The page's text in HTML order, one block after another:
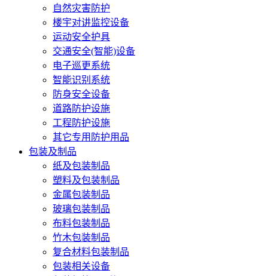
自然灾害防护
楼宇对讲监控设备
运动安全护具
交通安全(智能)设备
电子巡更系统
智能识别系统
防身安全设备
道路防护设施
工程防护设施
其它专用防护用品
包装及制品
纸及包装制品
塑料及包装制品
金属包装制品
玻璃包装制品
布料包装制品
竹木包装制品
复合材料包装制品
包装相关设备